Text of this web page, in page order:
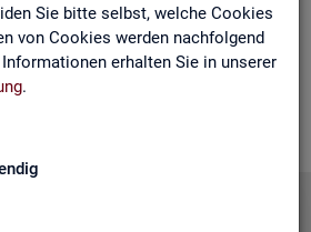
Sie bitte selbst, welche Cookies
von Cookies werden nachfolgend
erhalten Sie in unserer
.
ein brei­tes An­ge­bot an Pro­duk­ten
(nachBe­darf). Haben Sie Fra­gen,
oder möch­ten uns ein Feed­
geben, dann schau­en Sie auf den